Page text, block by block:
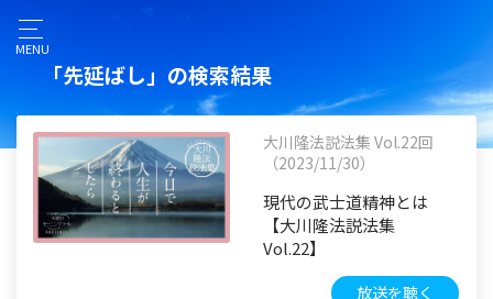
MENU
「先延ばし」の検索結果
大川隆法説法集 Vol.22回
（2023/11/30）
現代の武士道精神とは
【大川隆法説法集
Vol.22】
放送を聴く